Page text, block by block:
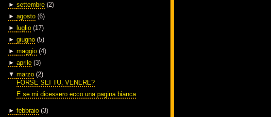
► settembre (2)
► agosto (6)
►
luglio (17)
► giugno (5)
► maggio (4)
► aprile (3)
▼ marzo (2)
FORSE SEI TU, VENERE?
E se mi dicessero ecco una pagina bianca
► febbraio (3)